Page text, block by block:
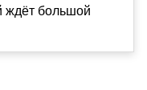
ждёт большой